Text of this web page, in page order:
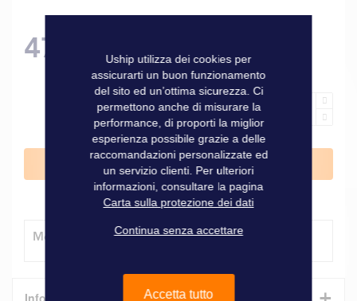
479,00 €
Aggiungi al Carrello
Modalità di consegna
Uship utilizza dei cookies per
assicurarti un buon funzionamento
del sito ed un’ottima sicurezza. Ci
permettono anche di misurare la
performance, di proporti la miglior
esperienza possibile grazie a delle
raccomandazioni personalizzate ed
un servizio clienti. Per ulteriori
informazioni, consultare la pagina
Carta sulla protezione dei dati
Continua senza accettare
Accetta tutto